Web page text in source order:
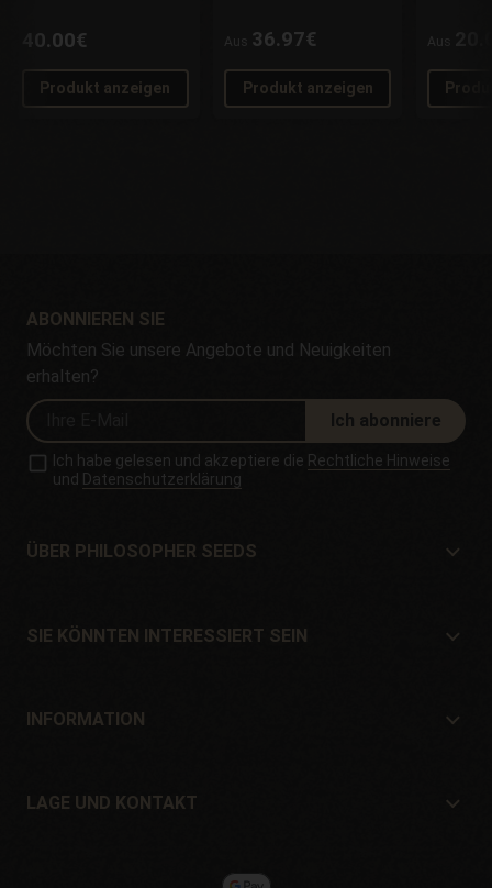
40.00€
Produkt anzeigen
Aus 36.97€
Produkt anzeigen
Aus
ABONNIEREN SIE
Möchten Sie unsere Angebote und Neuigkeiten
erhalten?
Ich abonniere
Ich habe gelesen und akzeptiere die Rechtliche Hinweise
und Datenschutzerklärung
ÜBER PHILOSOPHER SEEDS
Lage und Kontakt
SIE KÖNNTEN INTERESSIERT SEIN
Angebote
INFORMATION
Garantien und Rücksendungen
LAGE UND KONTAKT